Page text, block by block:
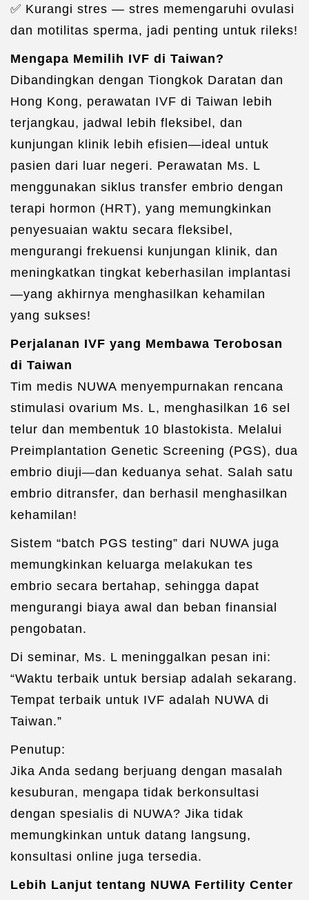
✅ Kurangi stres — stres memengaruhi ovulasi
dan motilitas sperma, jadi penting untuk rileks!
Mengapa Memilih IVF di Taiwan?
Dibandingkan dengan Tiongkok Daratan dan
Hong Kong, perawatan IVF di Taiwan lebih
terjangkau, jadwal lebih fleksibel, dan
kunjungan klinik lebih efisien—ideal untuk
pasien dari luar negeri. Perawatan Ms. L
menggunakan siklus transfer embrio dengan
terapi hormon (HRT), yang memungkinkan
penyesuaian waktu secara fleksibel,
mengurangi frekuensi kunjungan klinik, dan
meningkatkan tingkat keberhasilan implantasi
—yang akhirnya menghasilkan kehamilan
yang sukses!
Perjalanan IVF yang Membawa Terobosan
di Taiwan
Tim medis NUWA menyempurnakan rencana
stimulasi ovarium Ms. L, menghasilkan 16 sel
telur dan membentuk 10 blastokista. Melalui
Preimplantation Genetic Screening (PGS), dua
embrio diuji—dan keduanya sehat. Salah satu
embrio ditransfer, dan berhasil menghasilkan
kehamilan!
Sistem “batch PGS testing” dari NUWA juga
memungkinkan keluarga melakukan tes
embrio secara bertahap, sehingga dapat
mengurangi biaya awal dan beban finansial
pengobatan.
Di seminar, Ms. L meninggalkan pesan ini:
“Waktu terbaik untuk bersiap adalah sekarang.
Tempat terbaik untuk IVF adalah NUWA di
Taiwan.”
Penutup:
Jika Anda sedang berjuang dengan masalah
kesuburan, mengapa tidak berkonsultasi
dengan spesialis di NUWA? Jika tidak
memungkinkan untuk datang langsung,
konsultasi online juga tersedia.
Lebih Lanjut tentang NUWA Fertility Center